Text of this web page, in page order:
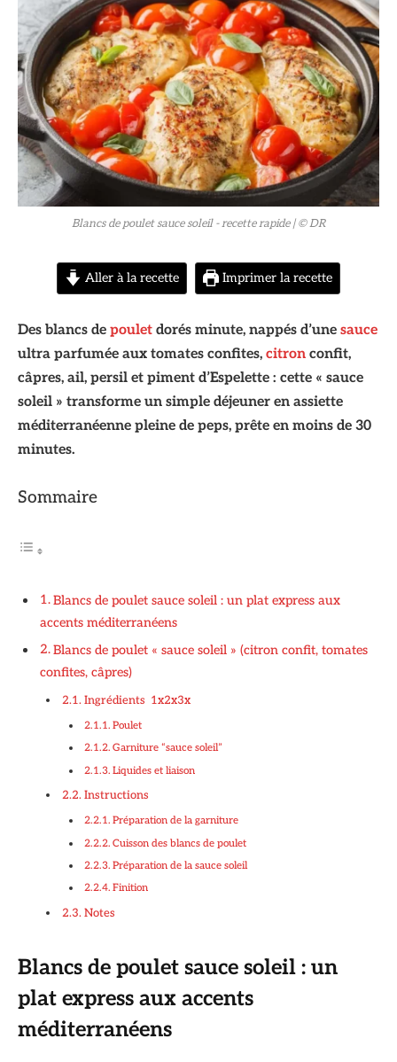
Blancs de poulet sauce soleil - recette rapide | © DR
Aller à la recette Imprimer la recette
Des blancs de poulet dorés minute, nappés d’une sauce
ultra parfumée aux tomates confites, citron confit,
câpres, ail, persil et piment d’Espelette : cette « sauce
soleil » transforme un simple déjeuner en assiette
méditerranéenne pleine de peps, prête en moins de 30
minutes.
Sommaire
Blancs de poulet sauce soleil : un plat express aux
accents méditerranéens
Blancs de poulet « sauce soleil » (citron confit, tomates
confites, câpres)
Ingrédients 1x2x3x
Poulet
Garniture “sauce soleil”
Liquides et liaison
Instructions
Préparation de la garniture
Cuisson des blancs de poulet
Préparation de la sauce soleil
Finition
Notes
Blancs de poulet sauce soleil : un
plat express aux accents
méditerranéens